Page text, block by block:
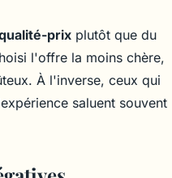
prix plutôt que du
l'offre la moins chère,
À l'inverse, ceux qui
saluent souvent